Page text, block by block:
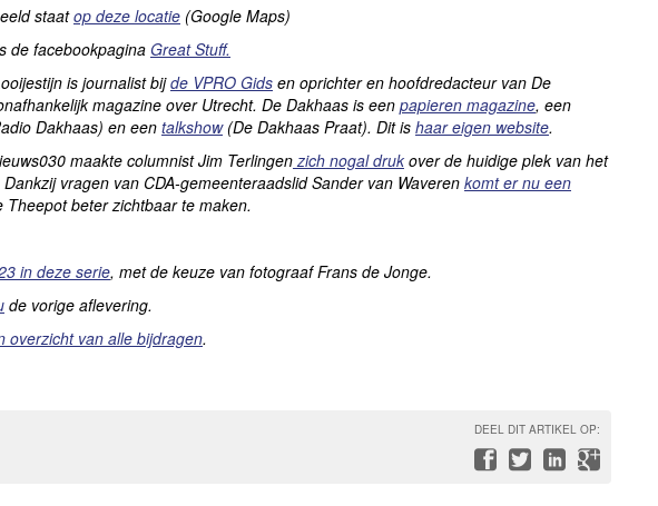
staatop deze locatie (Google Maps)
de facebookpaginaGreat Stuff.
is journalist bijde VPRO Gids en oprichter en hoofdredacteur van De
magazine over Utrecht. De Dakhaas is een papieren magazine, een
Dakhaas) en een talkshow(De Dakhaas Praat). Dit is haar eigen website.
maakte columnist Jim Terlingenzich nogal druk over de huidige plek van het
vragen van CDA-gemeenteraadslid Sander van Waveren komt er nu een
Theepot beter zichtbaar te maken.
in deze serie, met de keuze van fotograaf Frans de Jonge.
de vorige aflevering.
overzicht van alle bijdragen.
DEEL DIT ARTIKEL OP: